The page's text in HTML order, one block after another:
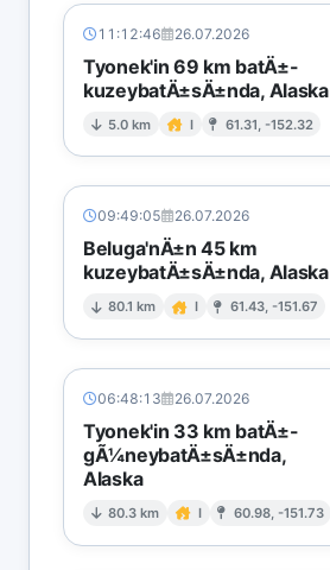
11:12:46 26.07.2026
Tyonek'in 69 km batÄ±-
kuzeybatÄ±sÄ±nda, Alaska
5.0 km I 61.31, -152.32
09:49:05 26.07.2026
Beluga'nÄ±n 45 km
kuzeybatÄ±sÄ±nda, Alaska
80.1 km I 61.43, -151.67
06:48:13 26.07.2026
Tyonek'in 33 km batÄ±-
gÃ¼neybatÄ±sÄ±nda,
Alaska
80.3 km I 60.98, -151.73